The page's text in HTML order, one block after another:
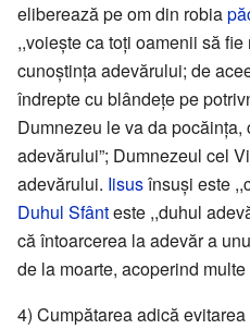
eliberează pe om din robia
,,voiește ca toți oamenii să
cunoștința adevărului; de
îndrepte cu blândețe pe
Dumnezeu le va da
adevărului”; Dumnezeul cel
adevărului. Iisusînsuși este
Duhul Sfânteste ,,duhul
că întoarcerea la adevăr a
de la moarte, acoperind multe
4) Cumpătarea adică evitarea